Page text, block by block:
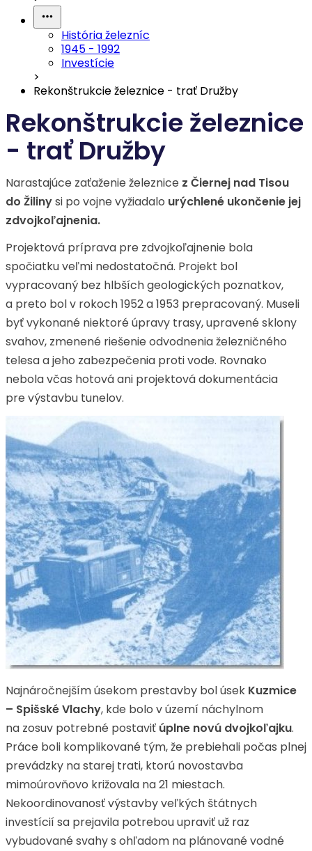
História železníc
1945 - 1992
Investície
>
Rekonštrukcie železnice - trať Družby
Rekonštrukcie železnice
- trať Družby
Narastajúce zaťaženie železnice z Čiernej nad Tisou
do Žilinysi po vojne vyžiadalo urýchlené ukončenie jej
zdvojkoľajnenia.
Projektová príprava pre zdvojkoľajnenie bola
spočiatku veľmi nedostatočná. Projekt bol
vypracovaný bez hlbších geologických poznatkov,
a preto bol v rokoch 1952 a 1953 prepracovaný. Museli
byť vykonané niektoré úpravy trasy, upravené sklony
svahov, zmenené riešenie odvodnenia železničného
telesa a jeho zabezpečenia proti vode. Rovnako
nebola včas hotová ani projektová dokumentácia
pre výstavbu tunelov.
Najnáročnejším úsekom prestavby bol úsek Kuzmice
– Spišské Vlachy, kde bolo v území náchylnom
na zosuv potrebné postaviť úplne novú dvojkoľajku.
Práce boli komplikované tým, že prebiehali počas plnej
prevádzky na starej trati, ktorú novostavba
mimoúrovňovo križovala na 21 miestach.
Nekoordinovanosť výstavby veľkých štátnych
investícií sa prejavila potrebou upraviť už raz
vybudované svahy s ohľadom na plánované vodné